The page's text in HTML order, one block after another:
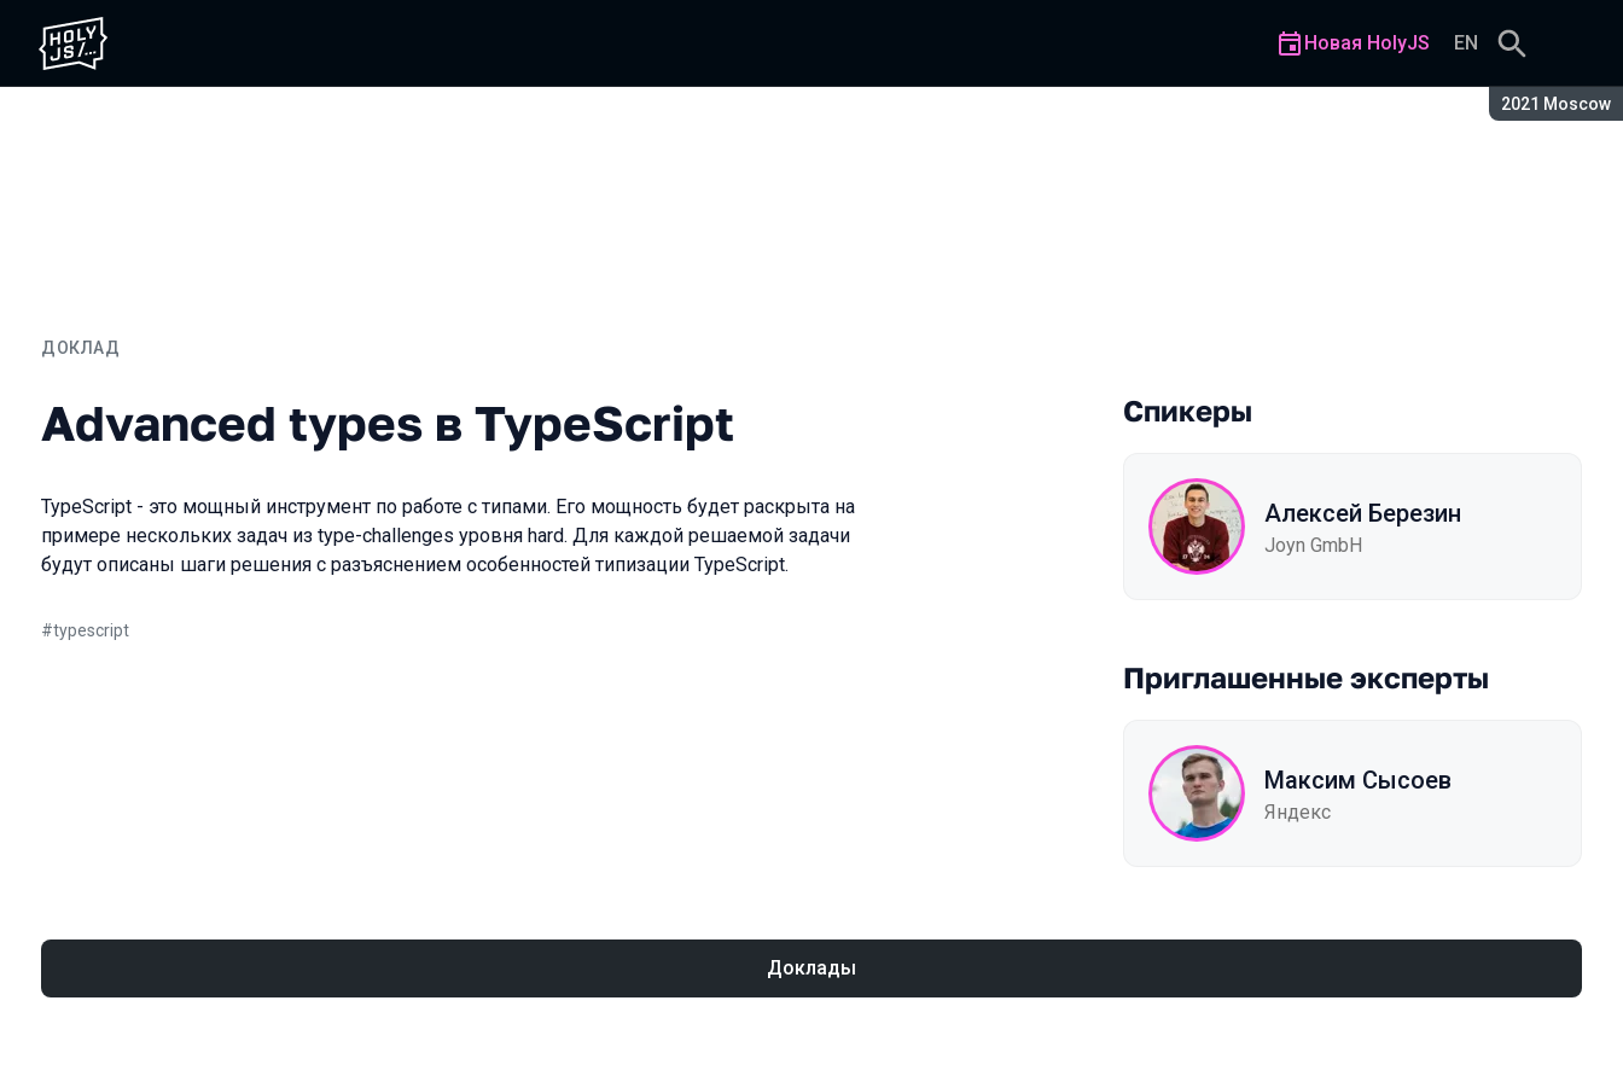
Сезон:
2021 Moscow
Новая HolyJS EN
ДОКЛАД
Advanced types в TypeScript
Advanced types в TypeScript
TypeScript - это мощный инструмент по работе с типами. Его мощность будет раскрыта на
примере нескольких задач из type-challenges уровня hard. Для каждой решаемой задачи
будут описаны шаги решения с разъяснением особенностей типизации TypeScript.
#typescript
Спикеры
Алексей Березин
Joyn GmbH
Приглашенные эксперты
Максим Сысоев
Яндекс
Доклады